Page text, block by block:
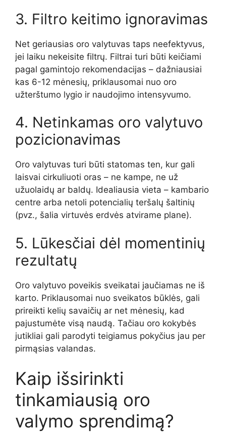
3. Filtro keitimo ignoravimas
Net geriausias oro valytuvas taps neefektyvus,
jei laiku nekeisite filtrų. Filtrai turi būti keičiami
pagal gamintojo rekomendacijas – dažniausiai
kas 6-12 mėnesių, priklausomai nuo oro
užterštumo lygio ir naudojimo intensyvumo.
4. Netinkamas oro valytuvo
pozicionavimas
Oro valytuvas turi būti statomas ten, kur gali
laisvai cirkuliuoti oras – ne kampe, ne už
užuolaidų ar baldų. Idealiausia vieta – kambario
centre arba netoli potencialių teršalų šaltinių
(pvz., šalia virtuvės erdvės atvirame plane).
5. Lūkesčiai dėl momentinių
rezultatų
Oro valytuvo poveikis sveikatai jaučiamas ne iš
karto. Priklausomai nuo sveikatos būklės, gali
prireikti kelių savaičių ar net mėnesių, kad
pajustumėte visą naudą. Tačiau oro kokybės
jutikliai gali parodyti teigiamus pokyčius jau per
pirmąsias valandas.
Kaip išsirinkti
tinkamiausią oro
valymo sprendimą?